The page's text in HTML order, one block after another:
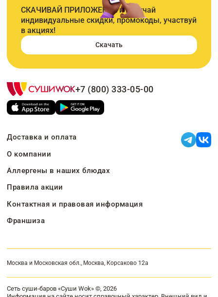
СКАЧИВАЙ ПРИЛОЖЕНИЕ и получай
индивидуальные скидки, промокоды, участвуй
в акциях!
Скачать
+7 (800) 333-05-00
Доставка и оплата
О компании
Аллергены в наших блюдах
Правила акции
Контактная и правовая информация
Франшиза
Москва и Московская обл., Москва, Корсаково 12а
Сеть суши-баров «Суши Wok» ©, 2026